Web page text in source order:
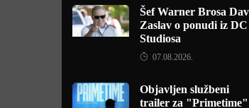
Šef Warner Brosa
Zaslav o ponudi iz DC
Studiosa
07.08.2026.
Objavljen službeni
trailer za "Primetime"